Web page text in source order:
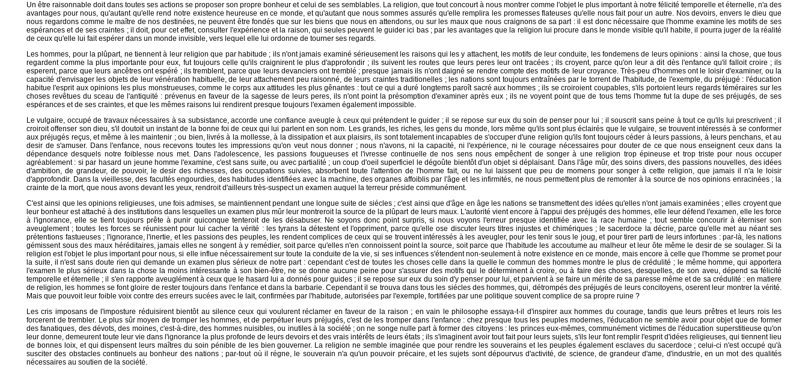
Un être raisonnable doit dans toutes ses actions se proposer son propre bonheur et celui de ses semblables. La religion, que tout concourt à nous montrer comme l'objet le plus important à notre félicité temporelle et éternelle, n'a des
avantages pour nous, qu'autant qu'elle rend notre existence heureuse en ce monde, et qu'autant que nous sommes assurés qu'elle remplira les promesses flateuses qu'elle nous fait pour un autre. Nos devoirs, envers le dieu que
nous regardons comme le maître de nos destinées, ne peuvent être fondés que sur les biens que nous en attendons, ou sur les maux que nous craignons de sa part : il est donc nécessaire que l'homme examine les motifs de ses
espérances et de ses craintes ; il doit, pour cet effet, consulter l'expérience et la raison, qui seules peuvent le guider ici bas ; par les avantages que la religion lui procure dans le monde visible qu'il habite, il pourra juger de la réalité
de ceux qu'elle lui fait espérer dans un monde invisible, vers lequel elle lui ordonne de tourner ses regards.
Les hommes, pour la plûpart, ne tiennent à leur religion que par habitude ; ils n'ont jamais examiné sérieusement les raisons qui les y attachent, les motifs de leur conduite, les fondemens de leurs opinions : ainsi la chose, que tous
regardent comme la plus importante pour eux, fut toujours celle qu'ils craignirent le plus d'approfondir ; ils suivent les routes que leurs peres leur ont tracées ; ils croyent, parce qu'on leur a dit dès l'enfance qu'il falloit croire ; ils
esperent, parce que leurs ancêtres ont espéré ; ils tremblent, parce que leurs devanciers ont tremblé ; presque jamais ils n'ont daigné se rendre compte des motifs de leur croyance. Très-peu d'hommes ont le loisir d'examiner, ou la
capacité d'envisager les objets de leur vénération habituelle, de leur attachement peu raisonné, de leurs craintes traditionelles ; les nations sont toujours entraînées par le torrent de l'habitude, de l'exemple, du préjugé : l'éducation
habitue l'esprit aux opinions les plus monstrueuses, comme le corps aux attitudes les plus gênantes : tout ce qui a duré longtems paroît sacré aux hommes ; ils se croiroient coupables, s'ils portoient leurs regards téméraires sur les
choses revêtues du sceau de l'antiquité : prévenus en faveur de la sagesse de leurs peres, ils n'ont point la présomption d'examiner après eux ; ils ne voyent point que de tous tems l'homme fut la dupe de ses préjugés, de ses
espérances et de ses craintes, et que les mêmes raisons lui rendirent presque toujours l'examen également impossible.
Le vulgaire, occupé de travaux nécessaires à sa subsistance, accorde une confiance aveugle à ceux qui prétendent le guider ; il se repose sur eux du soin de penser pour lui ; il souscrit sans peine à tout ce qu'ils lui prescrivent ; il
croiroit offenser son dieu, s'il doutoit un instant de la bonne foi de ceux qui lui parlent en son nom. Les grands, les riches, les gens du monde, lors même qu'ils sont plus éclairés que le vulgaire, se trouvent intéressés à se conformer
aux préjugés reçus, et même à les maintenir ; ou bien, livrés à la mollesse, à la dissipation et aux plaisirs, ils sont totalement incapables de s'occuper d'une religion qu'ils font toujours céder à leurs passions, à leurs penchans, et au
desir de s'amuser. Dans l'enfance, nous recevons toutes les impressions qu'on veut nous donner ; nous n'avons, ni la capacité, ni l'expérience, ni le courage nécessaires pour douter de ce que nous enseignent ceux dans la
dépendance desquels notre foiblesse nous met. Dans l'adolescence, les passions fougueuses et l'ivresse continuelle de nos sens nous empêchent de songer à une religion trop épineuse et trop triste pour nous occuper
agréablement : si par hasard un jeune homme l'examine, c'est sans suite, ou avec partialité ; un coup d'oeil superficiel le dégoûte bientôt d'un objet si déplaisant. Dans l'âge mûr, des soins divers, des passions nouvelles, des idées
d'ambition, de grandeur, de pouvoir, le desir des richesses, des occupations suivies, absorbent toute l'attention de l'homme fait, ou ne lui laissent que peu de momens pour songer à cette religion, que jamais il n'a le loisir
d'approfondir. Dans la vieillesse, des facultés engourdies, des habitudes identifiées avec la machine, des organes affoiblis par l'âge et les infirmités, ne nous permettent plus de remonter à la source de nos opinions enracinées ; la
crainte de la mort, que nous avons devant les yeux, rendroit d'ailleurs très-suspect un examen auquel la terreur préside communément.
C'est ainsi que les opinions religieuses, une fois admises, se maintiennent pendant une longue suite de siécles ; c'est ainsi que d'âge en âge les nations se transmettent des idées qu'elles n'ont jamais examinées ; elles croyent que
leur bonheur est attaché à des institutions dans lesquelles un examen plus mûr leur montreroit la source de la plûpart de leurs maux. L'autorité vient encore à l'appui des préjugés des hommes, elle leur défend l'examen, elle les force
à l'ignorance, elle se tient toujours prête à punir quiconque tenteroit de les désabuser. Ne soyons donc point surpris, si nous voyons l'erreur presque identifiée avec la race humaine ; tout semble concourir à éterniser son
aveuglement ; toutes les forces se réunissent pour lui cacher la vérité : les tyrans la détestent et l'oppriment, parce qu'elle ose discuter leurs titres injustes et chimériques ; le sacerdoce la décrie, parce qu'elle met au néant ses
prétentions fastueuses ; l'ignorance, l'inertie, et les passions des peuples, les rendent complices de ceux qui se trouvent intéressés à les aveugler, pour les tenir sous le joug, et pour tirer parti de leurs infortunes : par-là, les nations
gémissent sous des maux héréditaires, jamais elles ne songent à y remédier, soit parce qu'elles n'en connoissent point la source, soit parce que l'habitude les accoutume au malheur et leur ôte même le desir de se soulager. Si la
religion est l'objet le plus important pour nous, si elle influe nécessairement sur toute la conduite de la vie, si ses influences s'étendent non-seulement à notre existence en ce monde, mais encore à celle que l'homme se promet pour
la suite, il n'est sans doute rien qui demande un examen plus sérieux de notre part : cependant c'est de toutes les choses celle dans la quelle le commun des hommes montre le plus de crédulité ; le même homme, qui apportera
l'examen le plus sérieux dans la chose la moins intéressante à son bien-être, ne se donne aucune peine pour s'assurer des motifs qui le déterminent à croire, ou à faire des choses, desquelles, de son aveu, dépend sa félicité
temporelle et éternelle ; il s'en rapporte aveuglément à ceux que le hasard lui a donnés pour guides ; il se repose sur eux du soin d'y penser pour lui, et parvient à se faire un mérite de sa paresse même et de sa crédulité : en matiere
de religion, les hommes se font gloire de rester toujours dans l'enfance et dans la barbarie. Cependant il se trouva dans tous les siécles des hommes, qui, détrompés des préjugés de leurs concitoyens, oserent leur montrer la vérité.
Mais que pouvoit leur foible voix contre des erreurs sucées avec le lait, confirmées par l'habitude, autorisées par l'exemple, fortifiées par une politique souvent complice de sa propre ruine ?
Les cris imposans de l'imposture réduisirent bientôt au silence ceux qui voulurent réclamer en faveur de la raison ; en vain le philosophe essaya-t-il d'inspirer aux hommes du courage, tandis que leurs prêtres et leurs rois les
forcerent de trembler. Le plus sûr moyen de tromper les hommes, et de perpétuer leurs préjugés, c'est de les tromper dans l'enfance : chez presque tous les peuples modernes, l'éducation ne semble avoir pour objet que de former
des fanatiques, des dévots, des moines, c'est-à-dire, des hommes nuisibles, ou inutiles à la société ; on ne songe nulle part à former des citoyens : les princes eux-mêmes, communément victimes de l'éducation superstitieuse qu'on
leur donne, demeurent toute leur vie dans l'ignorance la plus profonde de leurs devoirs et des vrais intérêts de leurs états ; ils s'imaginent avoir tout fait pour leurs sujets, s'ils leur font remplir l'esprit d'idées religieuses, qui tiennent lieu
de bonnes loix, et qui dispensent leurs maîtres du soin pénible de les bien gouverner. La religion ne semble imaginée que pour rendre les souverains et les peuples également esclaves du sacerdoce ; celui-ci n'est occupé qu'à
susciter des obstacles continuels au bonheur des nations ; par-tout où il régne, le souverain n'a qu'un pouvoir précaire, et les sujets sont dépourvus d'activité, de science, de grandeur d'ame, d'industrie, en un mot des qualités
nécessaires au soutien de la société.